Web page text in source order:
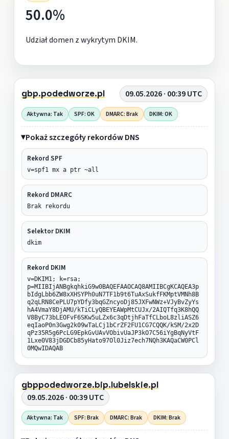
50.0%
Udział domen z wykrytym DKIM.
gbp.podedworze.pl 09.05.2026 · 00:39 UTC
Aktywna: Tak SPF: OK DMARC: Brak DKIM: OK
Pokaż szczegóły rekordów DNS
Rekord SPF
v=spf1 mx a ptr ~all
Rekord DMARC
Brak rekordu
Selektor DKIM
dkim
Rekord DKIM
v=DKIM1; k=rsa;
p=MIIBIjANBgkqhkiG9w0BAQEFAAOCAQ8AMIIBCgKCAQEA3p
bIdgLbb6ZW8xXHSYPh0uN7TF1b9t6TuAxSukfFKMptVMNh8B
q2qLRN8CePLU7pYDfy3bqGZncyoDj85JXFwNWz+VJyBvZyYs
hA4VmaY8DjAMU/kTiCLyQBEYEAWpMtCUJx/2AIQTfq3K8hQQ
V8ByC73bLEOFvF6SKw5uLZx6c3qDtjhFaTfCLboL8zliASZ6
eqIaoP0n3Gwg2k09wTaLCj1bCrZF2FU1CG7CQQK/kSM/2x2D
qPz35R5g6PcLG9EpkGvUAvVObivUaJP3kO7C56iYgBqNyVtF
1Lxe0V83jDGDCb85yHato97Ol0Jiz7ech7NQh3KAQaCW0PCl
0MQwIDAQAB
gbppodedworze.bip.lubelskie.pl
09.05.2026 · 00:39 UTC
Aktywna: Tak SPF: Brak DMARC: Brak DKIM: Brak